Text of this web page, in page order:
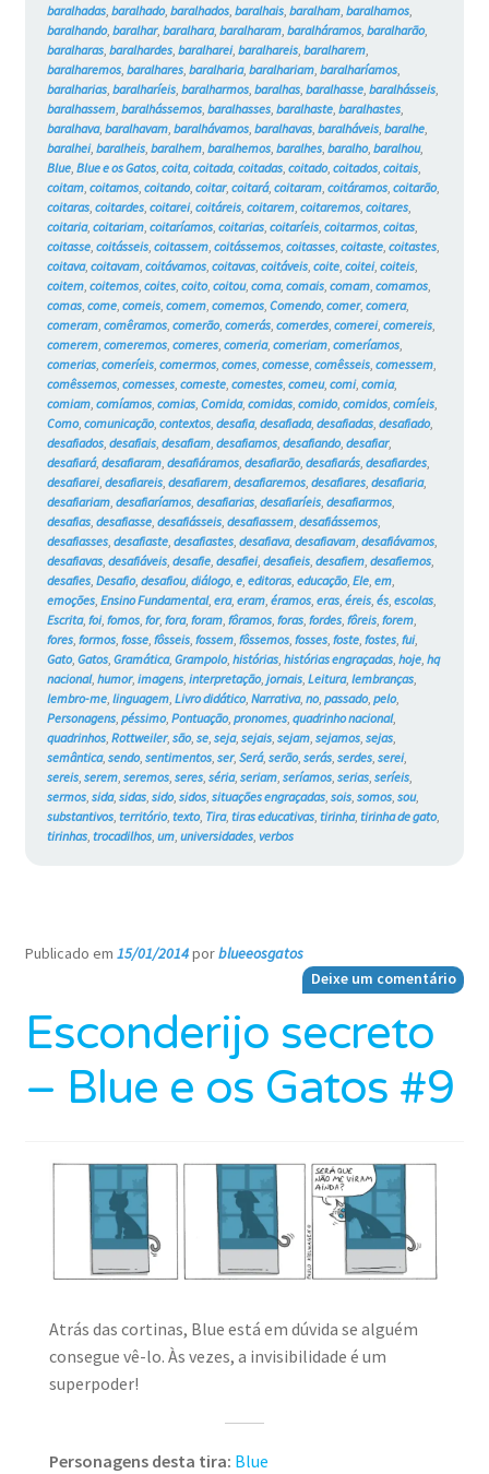
baralhadas, baralhado, baralhados, baralhais, baralham, baralhamos,
baralhando, baralhar, baralhara, baralharam, baralháramos, baralharão,
baralharas, baralhardes, baralharei, baralhareis, baralharem,
baralharemos, baralhares, baralharia, baralhariam, baralharíamos,
baralharias, baralharíeis, baralharmos, baralhas, baralhasse, baralhásseis,
baralhassem, baralhássemos, baralhasses, baralhaste, baralhastes,
baralhava, baralhavam, baralhávamos, baralhavas, baralháveis, baralhe,
baralhei, baralheis, baralhem, baralhemos, baralhes, baralho, baralhou,
Blue, Blue e os Gatos, coita, coitada, coitadas, coitado, coitados, coitais,
coitam, coitamos, coitando, coitar, coitará, coitaram, coitáramos, coitarão,
coitaras, coitardes, coitarei, coitáreis, coitarem, coitaremos, coitares,
coitaria, coitariam, coitaríamos, coitarias, coitaríeis, coitarmos, coitas,
coitasse, coitásseis, coitassem, coitássemos, coitasses, coitaste, coitastes,
coitava, coitavam, coitávamos, coitavas, coitáveis, coite, coitei, coiteis,
coitem, coitemos, coites, coito, coitou, coma, comais, comam, comamos,
comas, come, comeis, comem, comemos, Comendo, comer, comera,
comeram, comêramos, comerão, comerás, comerdes, comerei, comereis,
comerem, comeremos, comeres, comeria, comeriam, comeríamos,
comerias, comeríeis, comermos, comes, comesse, comêsseis, comessem,
comêssemos, comesses, comeste, comestes, comeu, comi, comia,
comiam, comíamos, comias, Comida, comidas, comido, comidos, comíeis,
Como, comunicação, contextos, desafia, desafiada, desafiadas, desafiado,
desafiados, desafiais, desafiam, desafiamos, desafiando, desafiar,
desafiará, desafiaram, desafiáramos, desafiarão, desafiarás, desafiardes,
desafiarei, desafiareis, desafiarem, desafiaremos, desafiares, desafiaria,
desafiariam, desafiaríamos, desafiarias, desafiaríeis, desafiarmos,
desafias, desafiasse, desafiásseis, desafiassem, desafiássemos,
desafiasses, desafiaste, desafiastes, desafiava, desafiavam, desafiávamos,
desafiavas, desafiáveis, desafie, desafiei, desafieis, desafiem, desafiemos,
desafies, Desafio, desafiou, diálogo, e, editoras, educação, Ele, em,
emoções, Ensino Fundamental, era, eram, éramos, eras, éreis, és, escolas,
Escrita, foi, fomos, for, fora, foram, fôramos, foras, fordes, fôreis, forem,
fores, formos, fosse, fôsseis, fossem, fôssemos, fosses, foste, fostes, fui,
Gato, Gatos, Gramática, Grampolo, histórias, histórias engraçadas, hoje, hq
nacional, humor, imagens, interpretação, jornais, Leitura, lembranças,
lembro-me, linguagem, Livro didático, Narrativa, no, passado, pelo,
Personagens, péssimo, Pontuação, pronomes, quadrinho nacional,
quadrinhos, Rottweiler, são, se, seja, sejais, sejam, sejamos, sejas,
semântica, sendo, sentimentos, ser, Será, serão, serás, serdes, serei,
sereis, serem, seremos, seres, séria, seriam, seríamos, serias, seríeis,
sermos, sida, sidas, sido, sidos, situações engraçadas, sois, somos, sou,
substantivos, território, texto, Tira, tiras educativas, tirinha, tirinha de gato,
tirinhas, trocadilhos, um, universidades, verbos
Publicado em 15/01/2014porblueeosgatos
Deixe um comentário
Esconderijo secreto
– Blue e os Gatos #9
Atrás das cortinas, Blue está em dúvida se alguém
consegue vê-lo. Às vezes, a invisibilidade é um
superpoder!
Personagens desta tira: Blue